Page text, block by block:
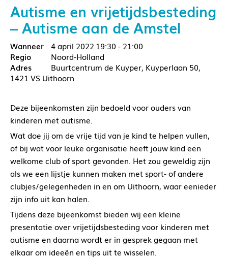
Autisme en vrijetijdsbesteding
– Autisme aan de Amstel
4 april 2022 19:30 - 21:00
Noord-Holland
Buurtcentrum de Kuyper, Kuyperlaan 50,
1421 VS Uithoorn
Deze bijeenkomsten zijn bedoeld voor ouders van
kinderen met autisme.
Wat doe jij om de vrije tijd van je kind te helpen vullen,
of bij wat voor leuke organisatie heeft jouw kind een
welkome club of sport gevonden. Het zou geweldig zijn
als we een lijstje kunnen maken met sport- of andere
clubjes/gelegenheden in en om Uithoorn, waar eenieder
zijn info uit kan halen.
Tijdens deze bijeenkomst bieden wij een kleine
presentatie over vrijetijdsbesteding voor kinderen met
autisme en daarna wordt er in gesprek gegaan met
elkaar om ideeën en tips uit te wisselen.